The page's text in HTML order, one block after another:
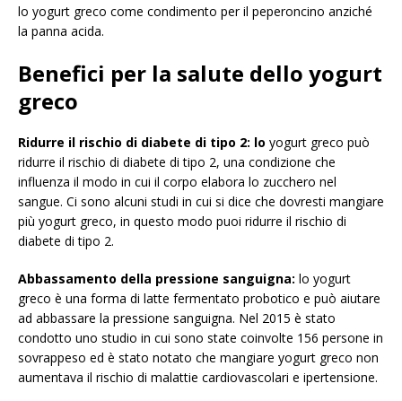
lo yogurt greco come condimento per il peperoncino anziché
la panna acida.
Benefici per la salute dello yogurt
greco
Ridurre il rischio di diabete di tipo 2: lo yogurt greco può
ridurre il rischio di diabete di tipo 2, una condizione che
influenza il modo in cui il corpo elabora lo zucchero nel
sangue. Ci sono alcuni studi in cui si dice che dovresti mangiare
più yogurt greco, in questo modo puoi ridurre il rischio di
diabete di tipo 2.
Abbassamento della pressione sanguigna: lo yogurt
greco è una forma di latte fermentato probotico e può aiutare
ad abbassare la pressione sanguigna. Nel 2015 è stato
condotto uno studio in cui sono state coinvolte 156 persone in
sovrappeso ed è stato notato che mangiare yogurt greco non
aumentava il rischio di malattie cardiovascolari e ipertensione.